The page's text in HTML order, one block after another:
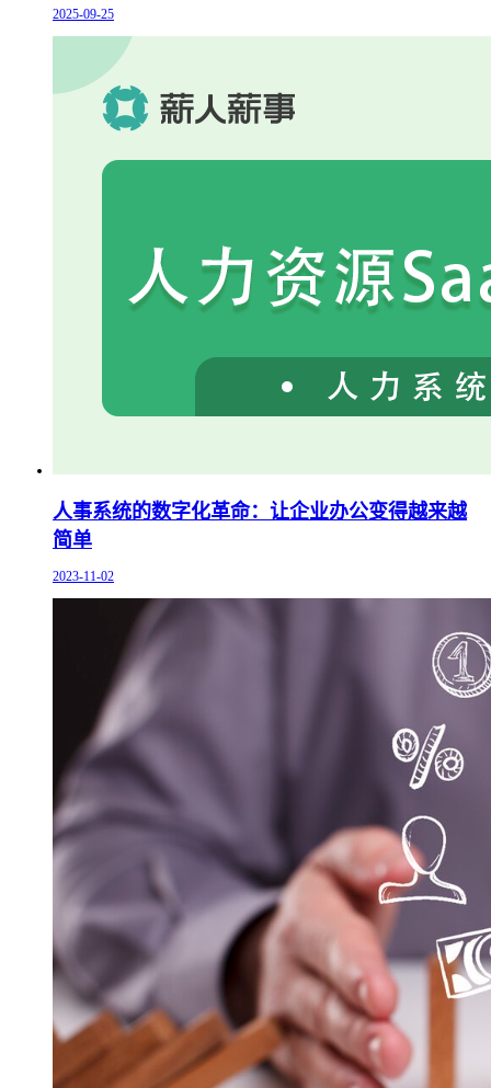
2025-09-25
人事系统的数字化革命：让企业办公变得越来越
简单
2023-11-02